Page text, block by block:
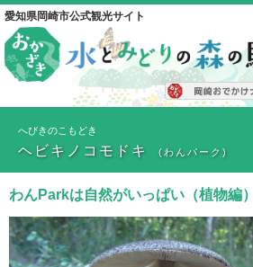
愛知県岡崎市公式観光サイト
へびきのこもどき
ヘビキノコモドキ (わんパーク)
わんParkは自然がいっぱい（植物編）